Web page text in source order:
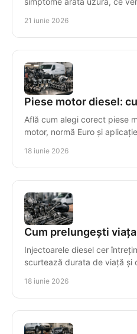
21 iunie 2026
Piese motor diesel:
Află cum alegi corect piese
motor, normă Euro și
18 iunie 2026
Cum prelungești
Injectoarele diesel cer
scurtează durata de viață și
18 iunie 2026